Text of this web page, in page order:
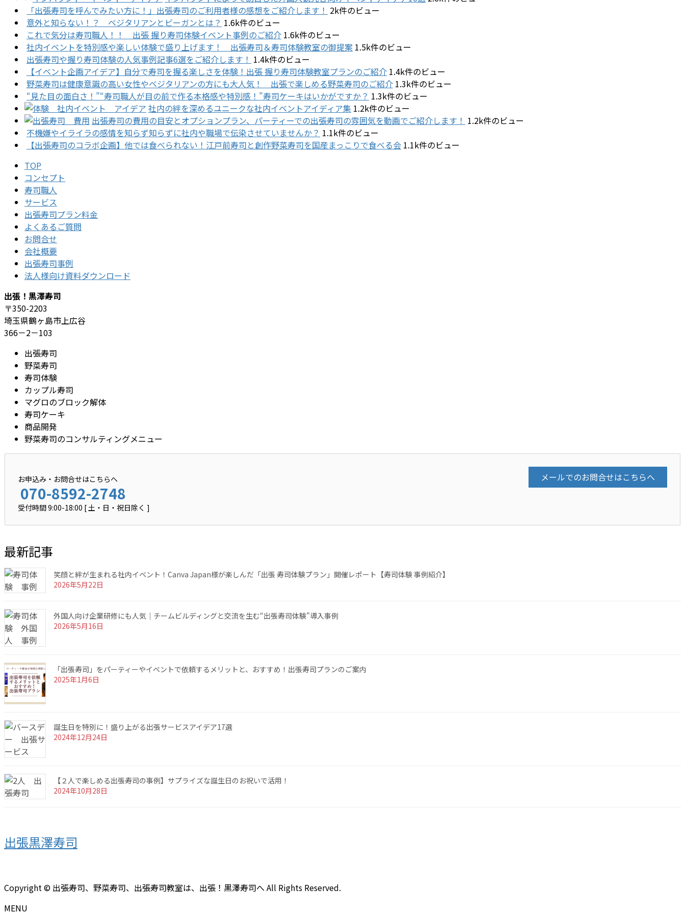
「出張寿司を呼んでみたい方に！」出張寿司のご利用者様の感想をご紹介します！ 2k件のビュー
意外と知らない！？ ベジタリアンとビーガンとは？ 1.6k件のビュー
これで気分は寿司職人！！ 出張 握り寿司体験イベント事例のご紹介 1.6k件のビュー
社内イベントを特別感や楽しい体験で盛り上げます！ 出張寿司＆寿司体験教室の御提案 1.5k件のビュー
出張寿司や握り寿司体験の人気事例記事6選をご紹介します！ 1.4k件のビュー
【イベント企画アイデア】自分で寿司を握る楽しさを体験！出張 握り寿司体験教室プランのご紹介 1.4k件のビュー
野菜寿司は健康意識の高い女性やベジタリアンの方にも大人気！ 出張で楽しめる野菜寿司のご紹介 1.3k件のビュー
“見た目の面白さ！”“寿司職人が目の前で作る本格感や特別感！”寿司ケーキはいかがですか？ 1.3k件のビュー
社内の絆を深めるユニークな社内イベントアイディア集 1.2k件のビュー
出張寿司の費用の目安とオプションプラン、パーティーでの出張寿司の雰囲気を動画でご紹介します！ 1.2k件のビュー
不機嫌やイライラの感情を知らず知らずに社内や職場で伝染させていませんか？ 1.1k件のビュー
【出張寿司のコラボ企画】他では食べられない！江戸前寿司と創作野菜寿司を国産まっこりで食べる会 1.1k件のビュー
TOP
コンセプト
寿司職人
サービス
出張寿司プラン料金
よくあるご質問
お問合せ
会社概要
出張寿司事例
法人様向け資料ダウンロード
出張！黒澤寿司
〒350-2203
埼玉県鶴ヶ島市上広谷
366－2－103
出張寿司
野菜寿司
寿司体験
カップル寿司
マグロのブロック解体
寿司ケーキ
商品開発
野菜寿司のコンサルティングメニュー
お申込み・お問合せはこちらへ
070-8592-2748
受付時間 9:00-18:00 [ 土・日・祝日除く ]
メールでのお問合せはこちらへ
最新記事
笑顔と絆が生まれる社内イベント！Canva Japan様が楽しんだ「出張 寿司体験プラン」開催レポート【寿司体験 事例紹介】
2026年5月22日
外国人向け企業研修にも人気｜チームビルディングと交流を生む“出張寿司体験”導入事例
2026年5月16日
「出張寿司」をパーティーやイベントで依頼するメリットと、おすすめ！出張寿司プランのご案内
2025年1月6日
誕生日を特別に！盛り上がる出張サービスアイデア17選
2024年12月24日
【２人で楽しめる出張寿司の事例】サプライズな誕生日のお祝いで活用！
2024年10月28日
出張黒澤寿司
Copyright © 出張寿司、野菜寿司、出張寿司教室は、出張！黒澤寿司へ All Rights Reserved.
MENU